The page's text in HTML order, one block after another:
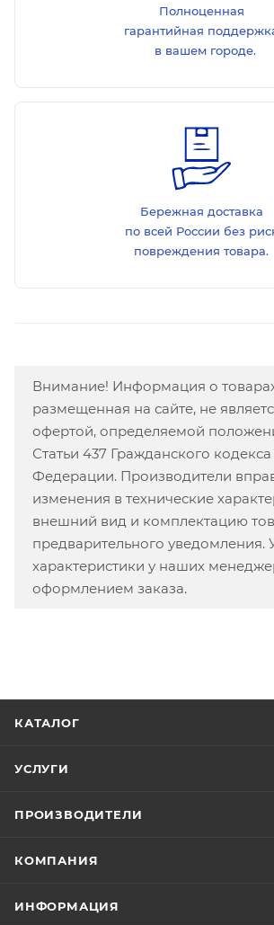
Полноценная
гарантийная
в вашем городе.
Бережная доставка
по всей России без
повреждения товара.
Внимание! Информация о
размещенная на сайте, не
офертой, определяемой
Статьи 437 Гражданского
Федерации. Производители
изменения в технические
внешний вид и комплектацию
предварительного уведомления.
характеристики у наших
оформлением заказа.
КАТАЛОГ
УСЛУГИ
ПРОИЗВОДИТЕЛИ
КОМПАНИЯ
ИНФОРМАЦИЯ